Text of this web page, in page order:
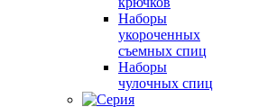
Наборы
укороченных
съемных спиц
Наборы
чулочных спиц